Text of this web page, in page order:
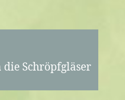
Schröpfgläser